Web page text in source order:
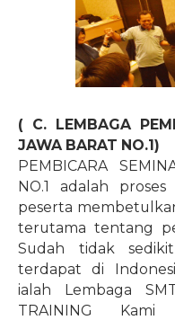
( C. LEMBAGA
JAWA BARAT NO.1)
PEMBICARA
NO.1 adalah
peserta
terutama tentang
Sudah tidak
terdapat di
ialah Lembaga
TRAINING Kami